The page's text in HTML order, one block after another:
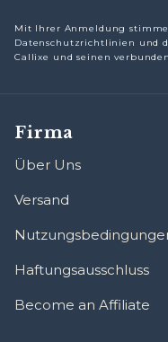
Mit Ihrer Anmeldung
Datenschutzrichtlinien und
Callixe und seinen
Firma
Über Uns
Versand
Haftungsausschluss
Become an Affiliate